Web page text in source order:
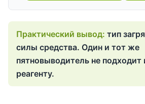
тип
силы средства. Один и тот же
пятновыводитель не
реагенту.